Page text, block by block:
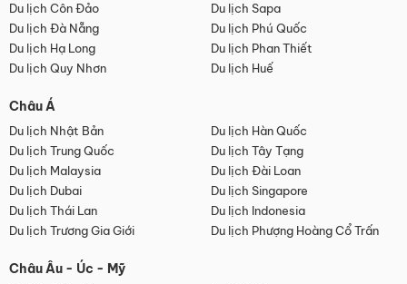
Du lịch Côn Đảo
Du lịch Sapa
Du lịch Đà Nẵng
Du lịch Phú Quốc
Du lịch Hạ Long
Du lịch Phan Thiết
Du lịch Quy Nhơn
Du lịch Huế
Châu Á
Du lịch Nhật Bản
Du lịch Hàn Quốc
Du lịch Trung Quốc
Du lịch Tây Tạng
Du lịch Malaysia
Du lịch Đài Loan
Du lịch Dubai
Du lịch Singapore
Du lịch Thái Lan
Du lịch Indonesia
Du lịch Trương Gia Giới
Du lịch Phượng Hoàng Cổ Trấn
Châu Âu - Úc - Mỹ